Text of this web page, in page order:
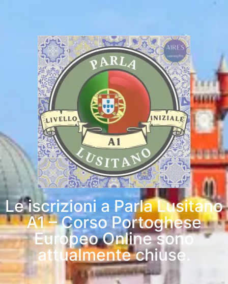
Le iscrizioni a Parla Lusitano
A1 – Corso Portoghese
Europeo Online sono
attualmente chiuse.